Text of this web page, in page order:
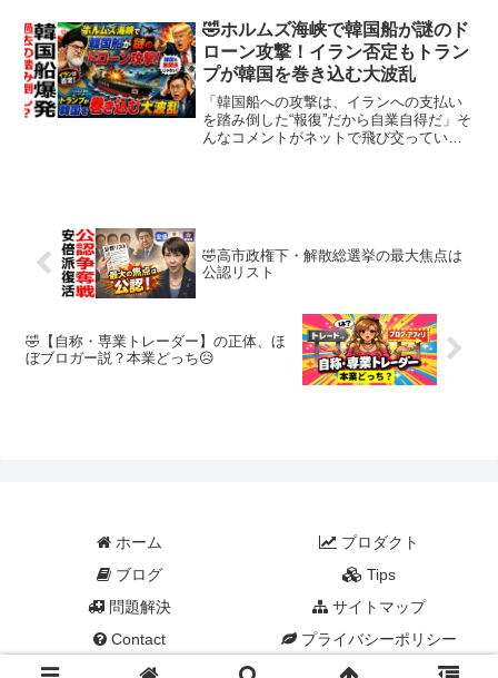
ん。これは単なる技術革新ではなく、世
界経済...
🤣ホルムズ海峡で韓国船が謎のド
ローン攻撃！イラン否定もトラン
プが韓国を巻き込む大波乱
「韓国船への攻撃は、イランへの支払い
を踏み倒した“報復”だから自業自得だ」そ
んなコメントがネットで飛び交っていま
🤣高市政権下・解散総選挙の最大焦点は
公認リスト
🤣【自称・専業トレーダー】の正体、ほ
ぼブロガー説？本業どっち😥
ホーム
プロダクト
ブログ
Tips
問題解決
サイトマップ
Contact
プライバシーポリシー